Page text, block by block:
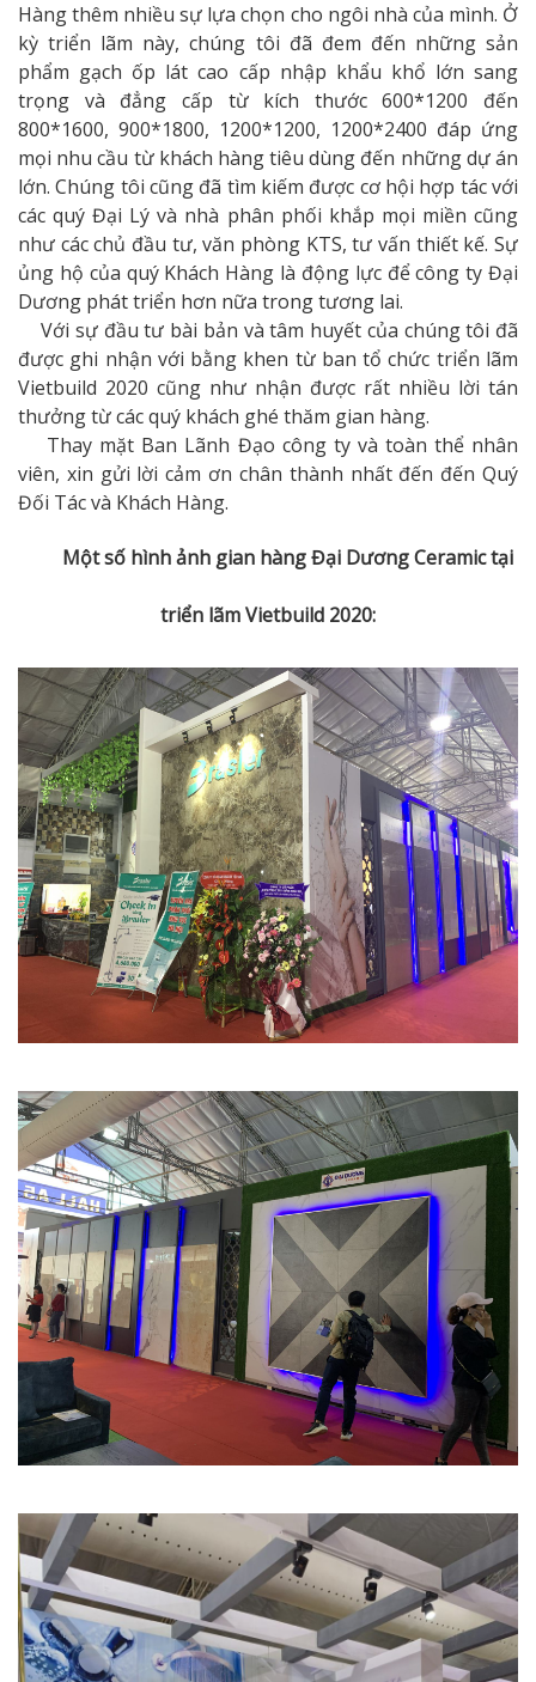
Hàng thêm nhiều sự lựa chọn cho ngôi nhà của mình. Ở
kỳ triển lãm này, chúng tôi đã đem đến những sản
phẩm gạch ốp lát cao cấp nhập khẩu khổ lớn sang
trọng và đẳng cấp từ kích thước 600*1200 đến
800*1600, 900*1800, 1200*1200, 1200*2400 đáp ứng
mọi nhu cầu từ khách hàng tiêu dùng đến những dự án
lớn. Chúng tôi cũng đã tìm kiếm được cơ hội hợp tác với
các quý Đại Lý và nhà phân phối khắp mọi miền cũng
như các chủ đầu tư, văn phòng KTS, tư vấn thiết kế. Sự
ủng hộ của quý Khách Hàng là động lực để công ty Đại
Dương phát triển hơn nữa trong tương lai.
Với sự đầu tư bài bản và tâm huyết của chúng tôi đã
được ghi nhận với bằng khen từ ban tổ chức triển lãm
Vietbuild 2020 cũng như nhận được rất nhiều lời tán
thưởng từ các quý khách ghé thăm gian hàng.
Thay mặt Ban Lãnh Đạo công ty và toàn thể nhân
viên, xin gửi lời cảm ơn chân thành nhất đến đến Quý
Đối Tác và Khách Hàng.
​ Một số hình ảnh gian hàng Đại Dương Ceramic tại
triển lãm Vietbuild 2020: